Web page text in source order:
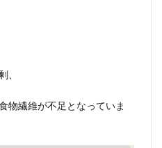
、
物繊維が不足となっていま